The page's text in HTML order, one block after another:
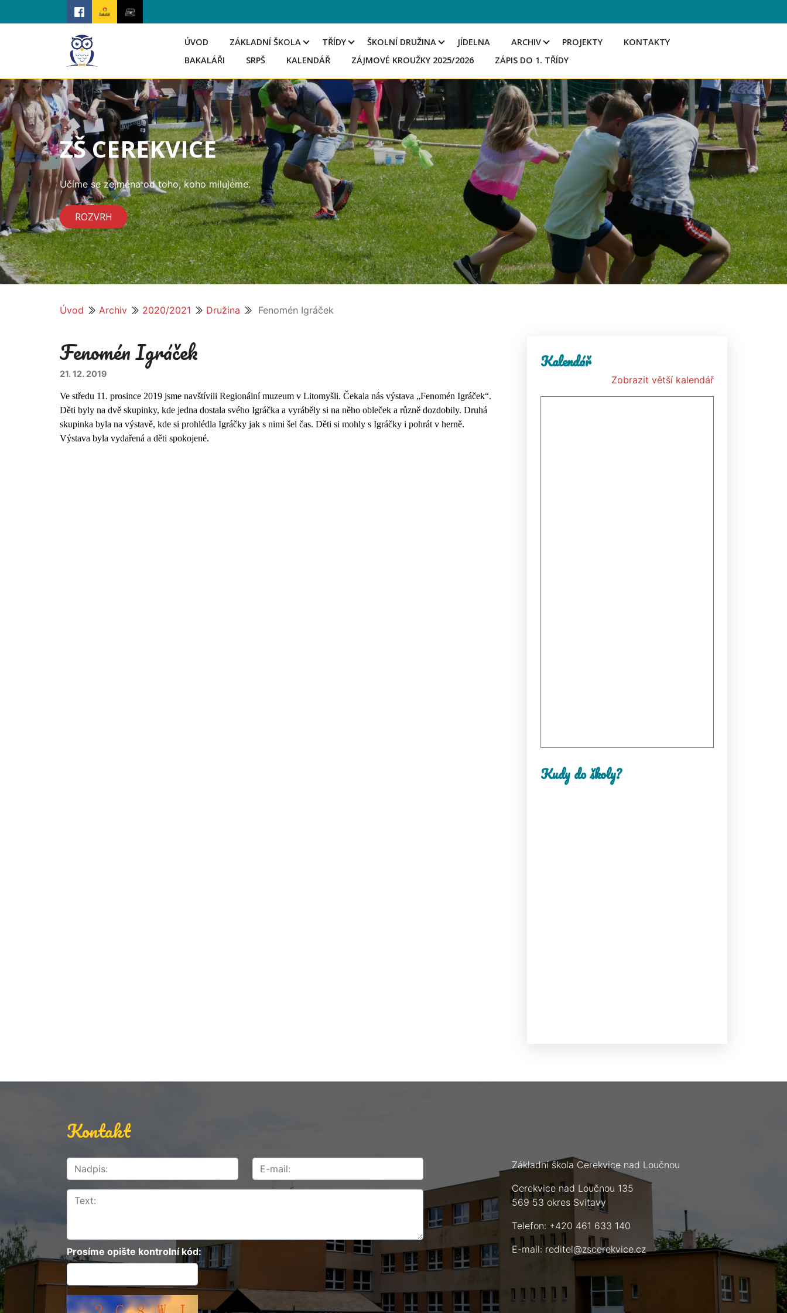
ÚVOD ZÁKLADNÍ ŠKOLA TŘÍDY ŠKOLNÍ DRUŽINA JÍDELNA ARCHIV PROJEKTY
KONTAKTY
BAKALÁŘI
SRPŠ KALENDÁŘ ZÁJMOVÉ KROUŽKY 2025/2026 ZÁPIS DO 1. TŘÍDY
ZŠ CEREKVICE
Učíme se zejména od toho, koho milujeme.
ROZVRH
Úvod Archiv 2020/2021 Družina Fenomén Igráček
Fenomén Igráček
21. 12. 2019
Ve středu 11. prosince 2019 jsme navštívili Regionální muzeum v Litomyšli. Čekala nás výstava „Fenomén Igráček“.
Děti byly na dvě skupinky, kde jedna dostala svého Igráčka a vyráběly si na něho obleček a různě dozdobily. Druhá
skupinka byla na výstavě, kde si prohlédla Igráčky jak s nimi šel čas. Děti si mohly s Igráčky i pohrát v herně.
Výstava byla vydařená a děti spokojené.
Kalendář
Zobrazit větší kalendář
Kudy do školy?
Kontakt
Prosíme opište kontrolní kód:
Základní škola Cerekvice nad Loučnou
Cerekvice nad Loučnou 135
569 53 okres Svitavy
Telefon: +420 461 633 140
E-mail:reditel@zscerekvice.cz